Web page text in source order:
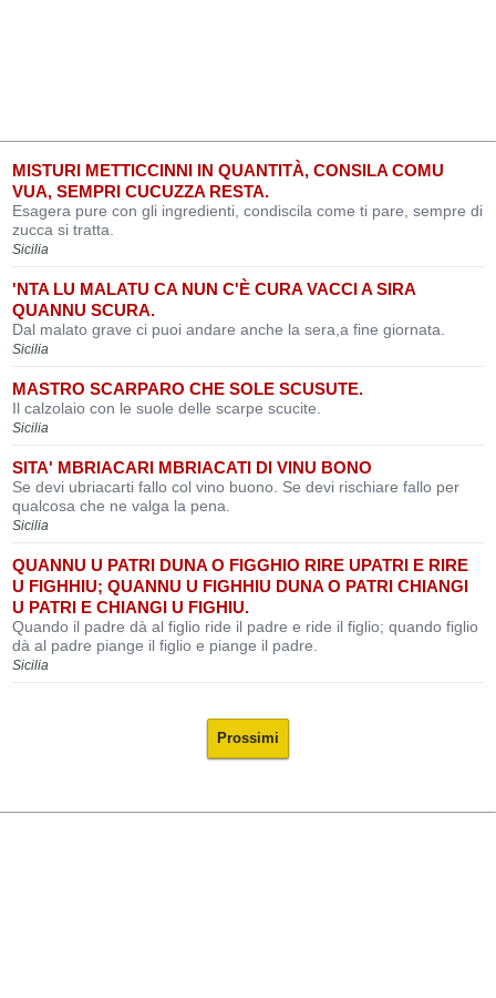
MISTURI METTICCINNI IN QUANTITÀ, CONSILA COMU
VUA, SEMPRI CUCUZZA RESTA.
Esagera pure con gli ingredienti, condiscila come ti pare, sempre di
zucca si tratta.
Sicilia
'NTA LU MALATU CA NUN C'È CURA VACCI A SIRA
QUANNU SCURA.
Dal malato grave ci puoi andare anche la sera,a fine giornata.
Sicilia
MASTRO SCARPARO CHE SOLE SCUSUTE.
Il calzolaio con le suole delle scarpe scucite.
Sicilia
SITA' MBRIACARI MBRIACATI DI VINU BONO
Se devi ubriacarti fallo col vino buono. Se devi rischiare fallo per
qualcosa che ne valga la pena.
Sicilia
QUANNU U PATRI DUNA O FIGGHIO RIRE UPATRI E RIRE
U FIGHHIU; QUANNU U FIGHHIU DUNA O PATRI CHIANGI
U PATRI E CHIANGI U FIGHIU.
Quando il padre dà al figlio ride il padre e ride il figlio; quando figlio
dà al padre piange il figlio e piange il padre.
Sicilia
Prossimi